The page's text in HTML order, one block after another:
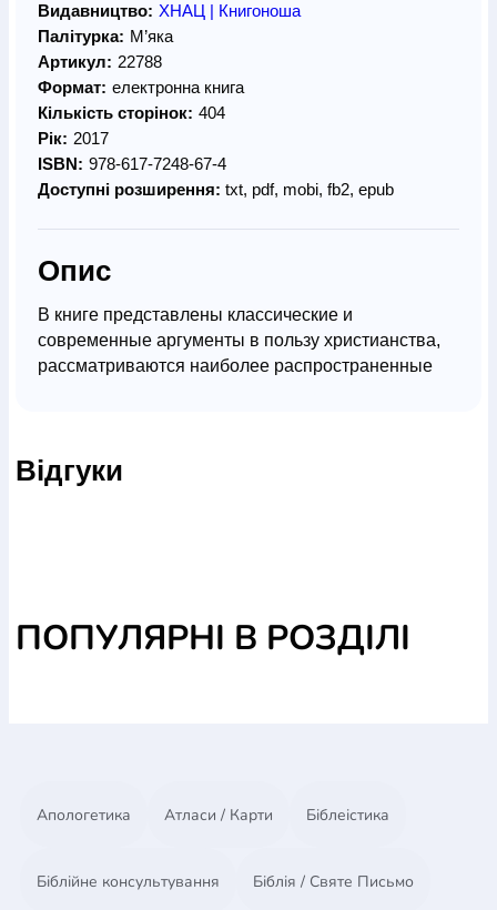
Видавництво: ХНАЦ | Книгоноша
Палітурка: М’яка
Артикул: 22788
Формат: електронна книга
Кількість сторінок: 404
Рік: 2017
ISBN: 978-617-7248-67-4
Доступні розширення: txt, pdf, mobi, fb2, epub
Опис
В книге представлены классические и
современные аргументы в пользу христианства,
рассматриваются наиболее распространенные
обоснованность христианской веры.
Відгуки
ПОПУЛЯРНІ В РОЗДІЛІ
Апологетика Атласи / Карти Біблеістика
Біблійне консультування Біблія / Святе Письмо